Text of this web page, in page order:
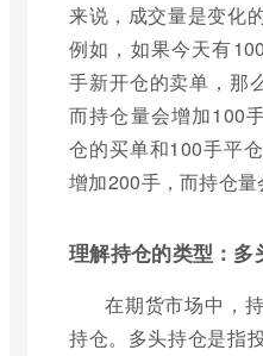
来说，成交量是变化
例如，如果今天有
手新开仓的卖单，那
而持仓量会增加100
仓的买单和100手平
增加200手，而持仓量
理解持仓的类型：多
在期货市场中，
持仓。多头持仓是指